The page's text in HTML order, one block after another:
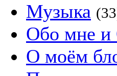
Музыка
Обо мне и
О моём